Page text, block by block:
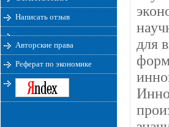
Написать отзыв
Авторские права
Реферат по экономике
для